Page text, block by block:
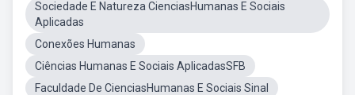
Sociedade E Natureza CienciasHumanas E Sociais
Aplicadas
Conexões Humanas
Ciências Humanas E Sociais AplicadasSFB
Faculdade De CienciasHumanas E Sociais Sinal